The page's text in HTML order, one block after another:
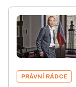
PRÁVNÍ RÁDCE